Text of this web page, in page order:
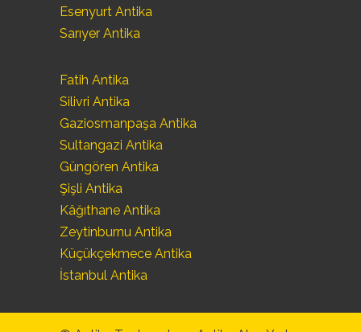
Esenyurt Antika
Sarıyer Antika
Fatih Antika
Silivri Antika
Gaziosmanpaşa Antika
Sultangazi Antika
Güngören Antika
Şişli Antika
Kâğıthane Antika
Zeytinburnu Antika
Küçükçekmece Antika
İstanbul Antika